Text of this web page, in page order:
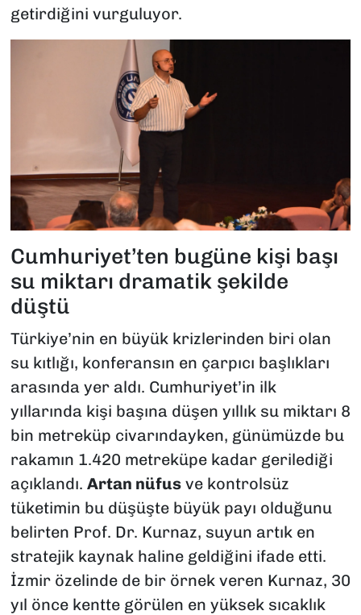
getirdiğini vurguluyor.
Cumhuriyet’ten bugüne kişi başı
su miktarı dramatik şekilde
düştü
Türkiye’nin en büyük krizlerinden biri olan
su kıtlığı, konferansın en çarpıcı başlıkları
arasında yer aldı. Cumhuriyet’in ilk
yıllarında kişi başına düşen yıllık su miktarı 8
bin metreküp civarındayken, günümüzde bu
rakamın 1.420 metreküpe kadar gerilediği
açıklandı. Artan nüfusve kontrolsüz
tüketimin bu düşüşte büyük payı olduğunu
belirten Prof. Dr. Kurnaz, suyun artık en
stratejik kaynak haline geldiğini ifade etti.
İzmir özelinde de bir örnek veren Kurnaz, 30
yıl önce kentte görülen en yüksek sıcaklık